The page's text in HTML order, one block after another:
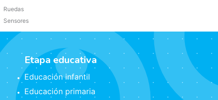
Ruedas
Sensores
Etapa educativa
Educación infantil
Educación primaria